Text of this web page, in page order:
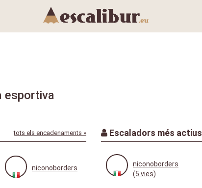
esportiva
tots els encadenaments »
niconoborders
Escaladors més actius
niconoborders
(5 vies)